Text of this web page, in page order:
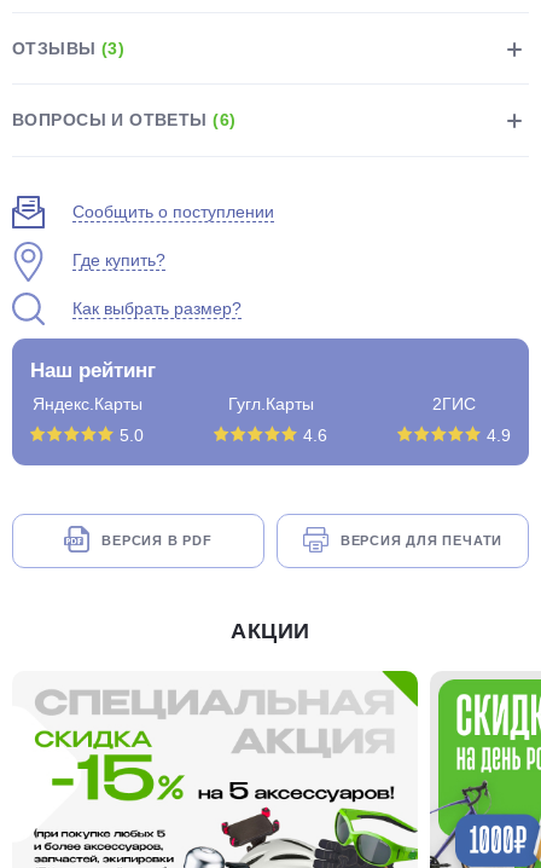
ОТЗЫВЫ (3)
ВОПРОСЫ И ОТВЕТЫ(6)
Сообщить о поступлении
Где купить?
Как выбрать размер?
Наш рейтинг
Яндекс.Карты
5.0
Гугл.Карты
4.6
2ГИС
4.9
ВЕРСИЯ В PDF ВЕРСИЯ ДЛЯ ПЕЧАТИ
АКЦИИ